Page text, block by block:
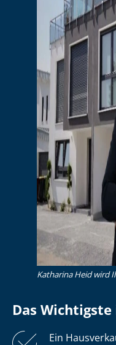
Katharina Heid wird
Das
Ein